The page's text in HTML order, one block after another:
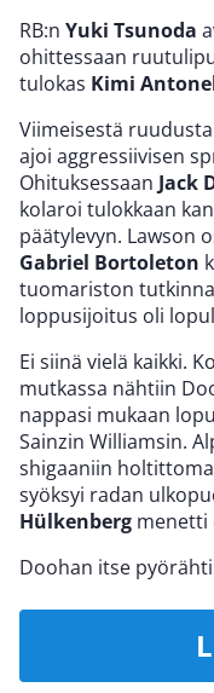
RB:n Yuki Tsunoda
ohittessaan
tulokas Kimi
Viimeisestä
ajoi aggressiivisen
Ohituksessaan Jack
kolaroi tulokkaan
päätylevyn. Lawson
Gabriel Bortoleton
tuomariston
loppusijoitus oli
Ei siinä vielä kaikki.
mutkassa nähtiin
nappasi mukaan
Sainzin Williamsin.
shigaaniin
syöksyi radan
Hülkenberg menetti
Doohan itse